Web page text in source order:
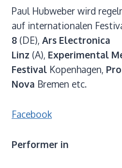
Paul Hubweber wird
auf internationalen
8 (DE), Ars Electronica
Linz (A), Experimental
Festival Kopenhagen,
Nova Bremen etc.
Facebook
Performer in